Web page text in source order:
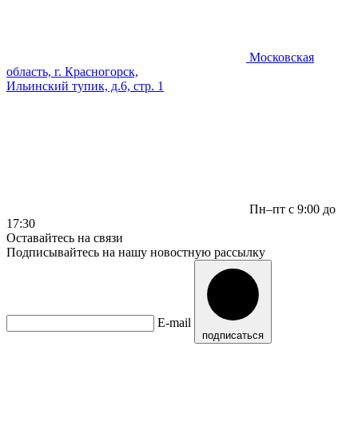
Московская
область, г. Красногорск,
Ильинский тупик, д.6, стр. 1
Пн–пт с 9:00 до
17:30
Оставайтесь на связи
Подписывайтесь на нашу новостную рассылку
E-mail
подписаться